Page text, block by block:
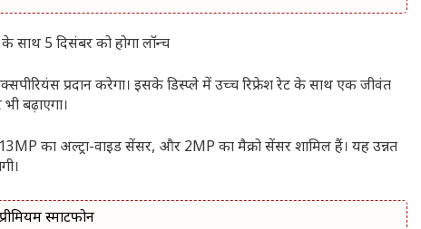
प्रदान करेगा। इसके डिस्प्ले में उच्च रिफ्रेश रेट के साथ एक जीवंत
बढ़ाएगा।
का अल्ट्रा-वाइड सेंसर, और 2MP का मैक्रो सेंसर शामिल हैं। यह उन्नत
स्मार्टफोन